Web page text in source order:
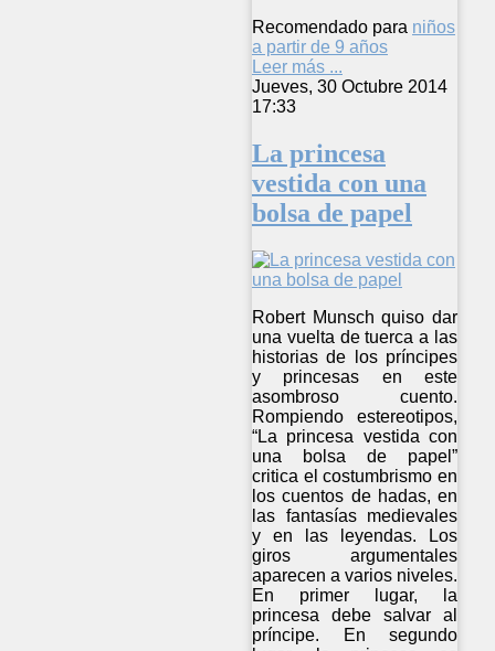
Recomendado para niños
a partir de 9 años
Leer más ...
Jueves, 30 Octubre 2014
17:33
La princesa
vestida con una
bolsa de papel
Robert Munsch quiso dar
una vuelta de tuerca a las
historias de los príncipes
y princesas en este
asombroso cuento.
Rompiendo estereotipos,
“La princesa vestida con
una bolsa de papel”
critica el costumbrismo en
los cuentos de hadas, en
las fantasías medievales
y en las leyendas. Los
giros argumentales
aparecen a varios niveles.
En primer lugar, la
princesa debe salvar al
príncipe. En segundo